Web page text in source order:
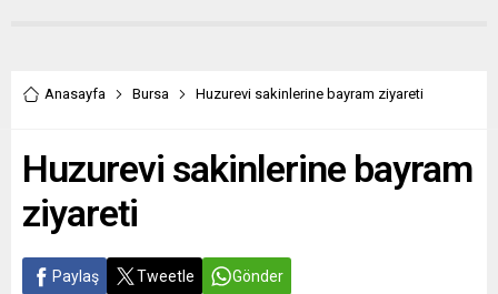
Anasayfa Bursa Huzurevi sakinlerine bayram ziyareti
Huzurevi sakinlerine bayram
ziyareti
Paylaş Tweetle Gönder